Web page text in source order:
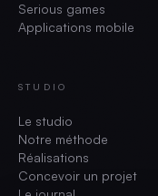
Serious games
Applications mobile
STUDIO
Le studio
Notre méthode
Réalisations
Concevoir un projet